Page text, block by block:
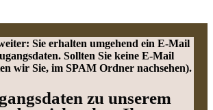
Sie erhalten umgehend ein E-Mail
Sollten Sie keine E-Mail
wir Sie, im SPAM Ordner nachsehen).
zu unserem